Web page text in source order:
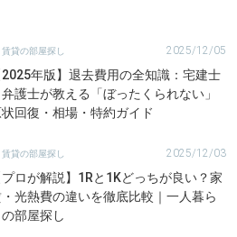
賃貸の部屋探し 2025/12/05
2025年版】退去費用の全知識：宅建士
弁護士が教える「ぼったくられない」
状回復・相場・特約ガイド
賃貸の部屋探し 2025/12/03
プロが解説】1Rと1Kどっちが良い？家
光熱費の違いを徹底比較｜一人暮ら
の部屋探し